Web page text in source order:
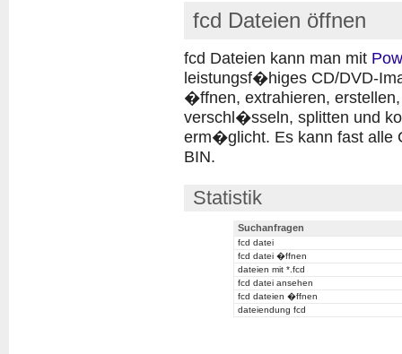
fcd Dateien öffnen
fcd Dateien kann man mit
leistungsf�higes CD/DVD-
�ffnen, extrahieren,
verschl�sseln, splitten und
erm�glicht. Es kann fast alle
BIN.
Statistik
Suchanfragen
fcd datei
fcd datei �ffnen
dateien mit *.fcd
fcd datei ansehen
fcd dateien �ffnen
dateiendung fcd